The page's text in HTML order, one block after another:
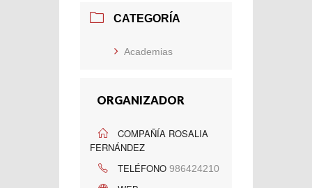
CATEGORÍA
Academias
ORGANIZADOR
COMPAÑÍA ROSALIA
FERNÁNDEZ
TELÉFONO 986424210